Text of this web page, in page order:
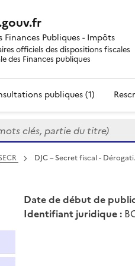
Publiques - Impôts
officiels des dispositions fiscales
des Finances publiques
publiques (1)
clés, partie du titre)
DJC – Secret fiscal -
Date de début de
Identifiant juridique :